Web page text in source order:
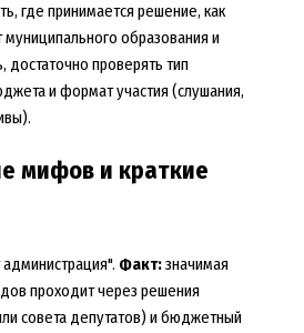
где принимается решение, как
образования и
достаточно проверять тип
и формат участия (слушания,
мифов и краткие
Факт:значимая
проходит через решения
совета депутатов) и бюджетный